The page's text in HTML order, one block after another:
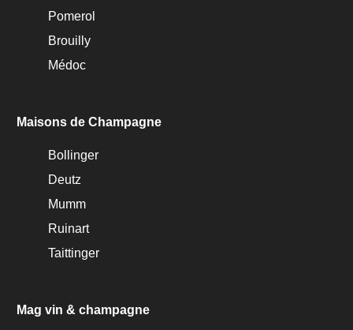
Pomerol
Brouilly
Médoc
Maisons de Champagne
Bollinger
Deutz
Mumm
Ruinart
Taittinger
Mag vin & champagne